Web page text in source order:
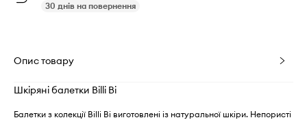
30 днів на повернення
Опис товару
Шкіряні балетки Billi Bi
Балетки з колекції Billi Bi виготовлені із натуральної шкіри. Непористі